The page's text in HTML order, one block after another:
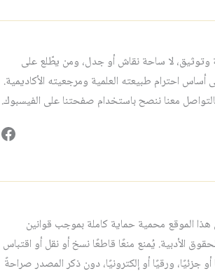
وتوثيق، لا ساحة نقاش أو جدل، ومن يطّلع على
أساس احترام طبيعته العلمية ومرجعيته الأكاديمية.
معنا ننصح باستخدام صفحتنا على الفيسبوك.
هذا الموقع محمية حماية كاملة بموجب قوانين
الأدبية. يُمنع منعًا قاطعًا نسخ أو نقل أو اقتباس
أو جزئيًا، ورقيًا أو إلكترونيًا، دون ذكر المصدر صراحةً